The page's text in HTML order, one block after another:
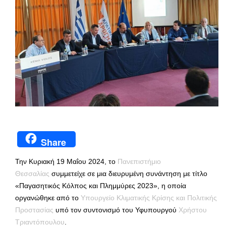
Share
Την Κυριακή 19 Μαΐου 2024, το Πανεπιστήμιο
Θεσσαλίας συμμετείχε σε μια διευρυμένη συνάντηση με τίτλο
«Παγασητικός Κόλπος και Πλημμύρες 2023», η οποία
οργανώθηκε από το Υπουργείο Κλιματικής Κρίσης και Πολιτικής
Προστασίας υπό τον συντονισμό του Υφυπουργού Χρήστου
Τριαντόπουλου